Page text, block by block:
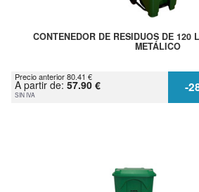
CONTENEDOR DE RESIDUOS DE 120
METÁLICO
Precio anterior 80.41 €
A partir de: 57.90 €
SIN IVA -